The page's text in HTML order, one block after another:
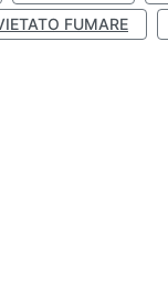
FUMARE